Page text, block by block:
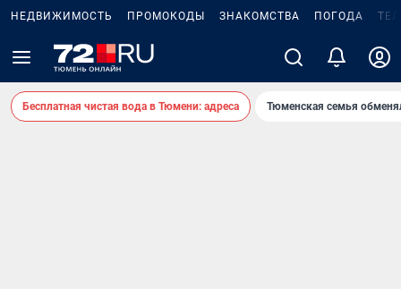
НЕДВИЖИМОСТЬ ПРОМОКОДЫ ЗНАКОМСТВА ПОГОДА
Бесплатная чистая вода в Тюмени: адреса Тюменская семья